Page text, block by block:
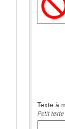
Texte à
Petit